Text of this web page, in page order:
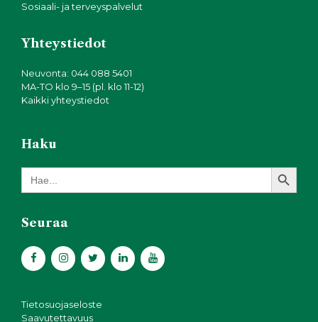
Sosiaali- ja terveyspalvelut
Yhteystiedot
Neuvonta: 044 088 5401
MA-TO klo 9–15 (pl. klo 11-12)
Kaikki yhteystiedot
Haku
Search
for:
Search Button
Seuraa
Tietosuojaseloste
Saavutettavuus